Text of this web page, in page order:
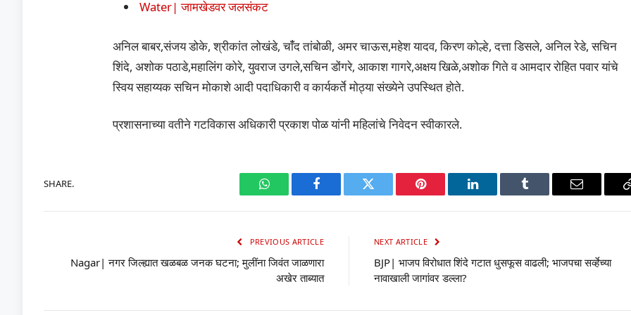
Water| जामखेडवर जलसंकट
अनिल बाबर,संजय डोके, श्रीकांत लोखंडे, चांँद तांबोळी, अमर चाऊस,महेश यादव, किरण कोल्हे, दत्ता डिसले, अनिल रेडे, सचिन
शिंदे, अशोक पठाडे,महालिंग कोरे, युवराज उगले,सचिन डोंगरे, आकाश गागरे,अक्षय खिळे,अशोक गिते व आमदार रोहित पवार यांचे
स्विय सहाय्यक सचिन मोकाशे आदी पदाधिकारी व कार्यकर्ते मोठ्या संख्येने उपस्थित होते.
प्रशासनाच्या वतीने गटविकास अधिकारी प्रकाश पोळ यांनी महिलांचे निवेदन स्वीकारले.
SHARE.
WhatsAppFacebook Twitter Pinterest LinkedIn Tumblr Email
PREVIOUS ARTICLE
Nagar| नगर जिल्ह्यात खळबळ जनक घटना; मुलींना जिवंत जाळणारा
अखेर ताब्यात
NEXT ARTICLE
BJP| भाजप विरोधात शिंदे गटात धुसफूस वाढली; भाजपचा सर्व्हेच्या
नावाखाली जागांवर डल्ला?